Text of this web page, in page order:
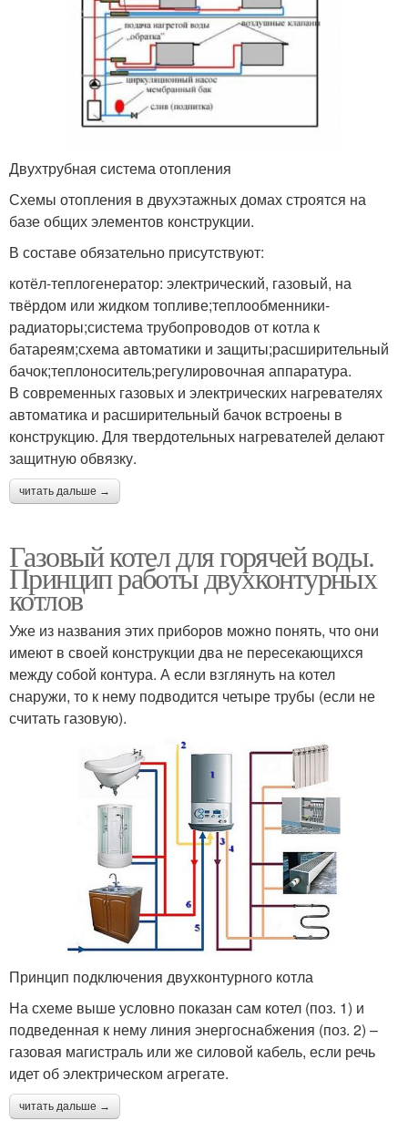
Двухтрубная система отопления
Схемы отопления в двухэтажных домах строятся на
базе общих элементов конструкции.
В составе обязательно присутствуют:
котёл-теплогенератор: электрический, газовый, на
твёрдом или жидком топливе;теплообменники-
радиаторы;система трубопроводов от котла к
батареям;схема автоматики и защиты;расширительный
бачок;теплоноситель;регулировочная аппаратура.
В современных газовых и электрических нагревателях
автоматика и расширительный бачок встроены в
конструкцию. Для твердотельных нагревателей делают
защитную обвязку.
читать дальше →
Газовый котел для горячей воды.
Принцип работы двухконтурных
котлов
Уже из названия этих приборов можно понять, что они
имеют в своей конструкции два не пересекающихся
между собой контура. А если взглянуть на котел
снаружи, то к нему подводится четыре трубы (если не
считать газовую).
Принцип подключения двухконтурного котла
На схеме выше условно показан сам котел (поз. 1) и
подведенная к нему линия энергоснабжения (поз. 2) –
газовая магистраль или же силовой кабель, если речь
идет об электрическом агрегате.
читать дальше →